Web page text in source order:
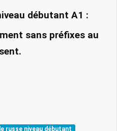
débutant A1 :
sans préfixes au
russe niveau débutant